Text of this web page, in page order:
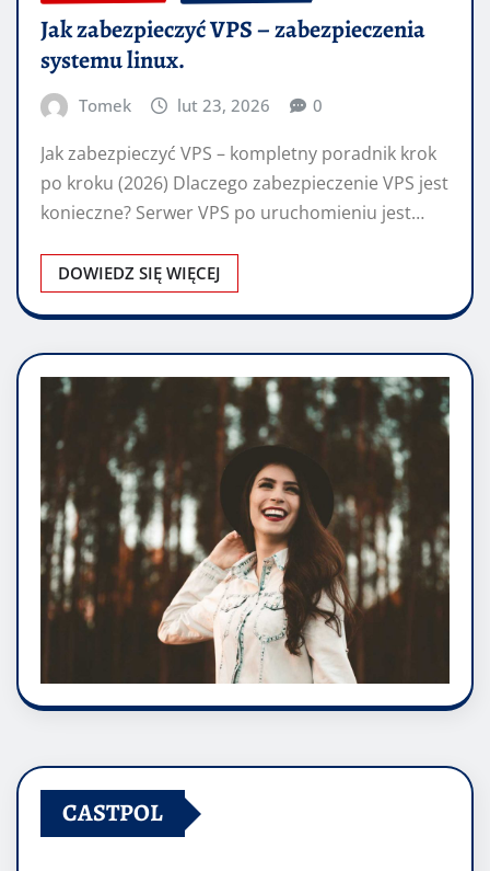
Jak zabezpieczyć VPS – zabezpieczenia
systemu linux.
Tomek lut 23, 2026 0
Jak zabezpieczyć VPS – kompletny poradnik krok
po kroku (2026) Dlaczego zabezpieczenie VPS jest
konieczne? Serwer VPS po uruchomieniu jest…
DOWIEDZ SIĘ WIĘCEJ
CASTPOL